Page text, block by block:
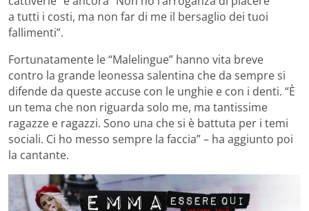
a tutti i costi, ma non far di me il bersaglio dei tuoi
fallimenti”.
Fortunatamente le “Malelingue” hanno vita breve
contro la grande leonessa salentina che da sempre si
difende da queste accuse con le unghie e con i denti. “È
un tema che non riguarda solo me, ma tantissime
ragazze e ragazzi. Sono una che si è battuta per i temi
sociali. Ci ho messo sempre la faccia” – ha aggiunto poi
la cantante.